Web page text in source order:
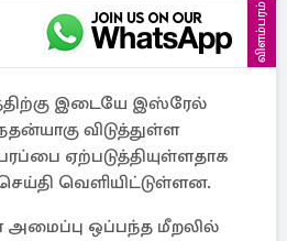
விளம்பரம்
இடையே இஸ்ரேல்
விடுத்துள்ள
ஏற்படுத்தியுள்ளதாக
வெளியிட்டுள்ளன.
அமைப்பு ஒப்பந்த மீறலில்